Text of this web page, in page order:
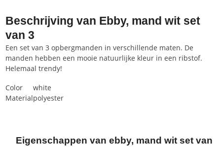
Beschrijving van Ebby, mand wit set
van 3
Een set van 3 opbergmanden in verschillende maten. De
manden hebben een mooie natuurlijke kleur in een ribstof.
Helemaal trendy!
Color
white
Materialpolyester
Eigenschappen van ebby, mand wit set van